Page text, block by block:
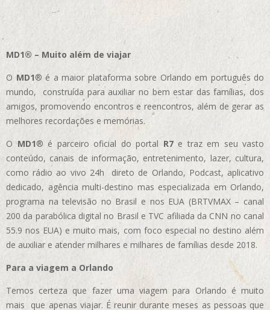
MD1® – Muito além de viajar
O MD1® é a maior plataforma sobre Orlando em português do
mundo, construída para auxiliar no bem estar das famílias, dos
amigos, promovendo encontros e reencontros, além de gerar as
melhores recordações e memórias.
OMD1® é parceiro oficial do portal R7e traz em seu vasto
conteúdo, canais de informação, entretenimento, lazer, cultura,
como rádio ao vivo 24h direto de Orlando, Podcast, aplicativo
dedicado, agência multi-destino mas especializada em Orlando,
programa na televisão no Brasil e nos EUA (BRTVMAX – canal
200 da parabólica digital no Brasil e TVC afiliada da CNN no canal
55.9 nos EUA) e muito mais, com foco especial no destino além
de auxiliar e atender milhares e milhares de famílias desde 2018.
Para a viagem a Orlando
Temos certeza que fazer uma viagem para Orlando é muito
mais que apenas viajar. É reunir durante meses as pessoas que